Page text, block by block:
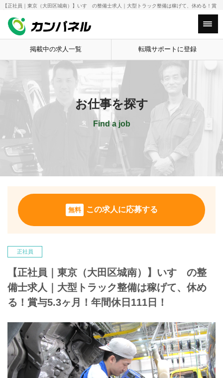
【正社員｜東京（大田区城南）】いすゞの整備士求人｜大型トラック整備は稼げて、休める！賞
掲載中の求人一覧 転職サポートに登録
HOME お仕事を探す 【正社員｜東京
お仕事を探す
Find a job
無料 この求人に応募する
正社員
【正社員｜東京（大田区城南）】いすゞの整
備士求人｜大型トラック整備は稼げて、休め
る！賞与5.3ヶ月！年間休日111日！